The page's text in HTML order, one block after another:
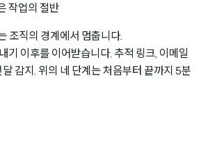
작업의 절반
조직의 경계에서 멈춥니다.
이후를 이어받습니다. 추적 링크, 이메일
감지. 위의 네 단계는 처음부터 끝까지 5분